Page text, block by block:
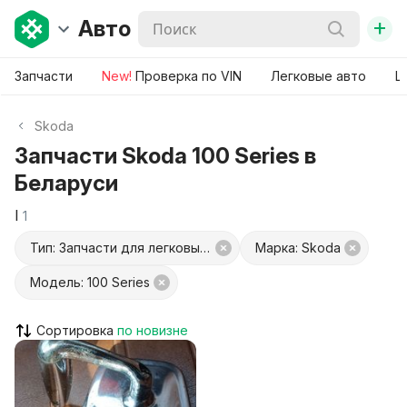
Авто +
Запчасти New! Проверка по VIN Легковые авто
Skoda
Запчасти Skoda 100 Series в
Беларуси
I 1
Тип: Запчасти для легковых авто Марка: Skoda
Модель: 100 Series
Сортировка